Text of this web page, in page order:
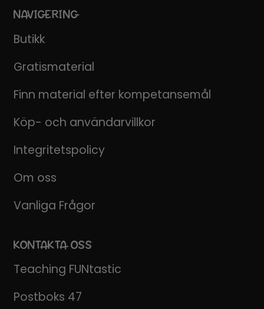
NAVIGERING
Butikk
Gratismaterial
Finn material efter kompetansemål
Köp- och användarvillkor
Integritetspolicy
Om oss
Vanliga Frågor
KONTAKTA OSS
Teaching FUNtastic
Postboks 47